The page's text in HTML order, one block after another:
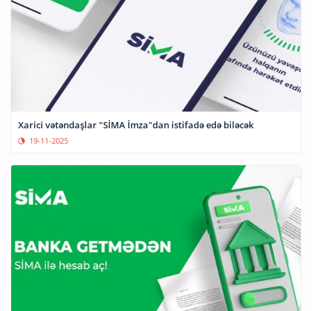
Xarici vətəndaşlar "SİMA İmza"dan istifadə edə biləcək
19-11-2025